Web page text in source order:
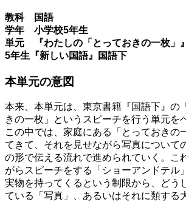
教科 国語
学年 小学校5年生
単元 『わたしの「とっておきの一枚」
5年生『新しい国語』国語下
本単元の意図
本来、本単元は、東京書籍『国語下』の
きの一枚」というスピーチを行う単元を
この中では、家庭にある「とっておきの
てきて、それを見せながら写真について
の形で伝える流れで進められていく。こ
がらスピーチをする「ショーアンドテル
実物を持ってくるという制限から、どう
ている「写真」、あるいはそれに類する